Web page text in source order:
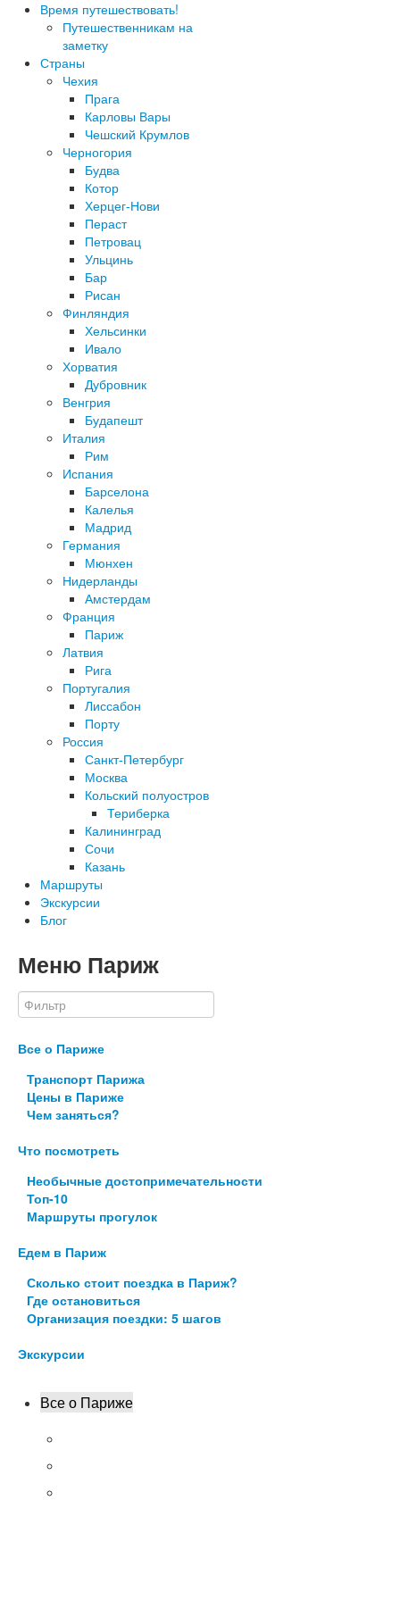
Время путешествовать!
Путешественникам на
заметку
Страны
Чехия
Прага
Карловы Вары
Чешский Крумлов
Черногория
Будва
Котор
Херцег-Нови
Пераст
Петровац
Ульцинь
Бар
Рисан
Финляндия
Хельсинки
Ивало
Хорватия
Дубровник
Венгрия
Будапешт
Италия
Рим
Испания
Барселона
Калелья
Мадрид
Германия
Мюнхен
Нидерланды
Амстердам
Франция
Париж
Латвия
Рига
Португалия
Лиссабон
Порту
Россия
Санкт-Петербург
Москва
Кольский полуостров
Териберка
Калининград
Сочи
Казань
Маршруты
Экскурсии
Блог
Меню Париж
Все о Париже
Транспорт Парижа
Цены в Париже
Чем заняться?
Что посмотреть
Необычные достопримечательности
Топ-10
Маршруты прогулок
Едем в Париж
Сколько стоит поездка в Париж?
Где остановиться
Организация поездки: 5 шагов
Экскурсии
Все о Париже